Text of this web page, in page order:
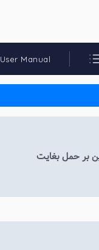
User Manual
بر حمل بغایت